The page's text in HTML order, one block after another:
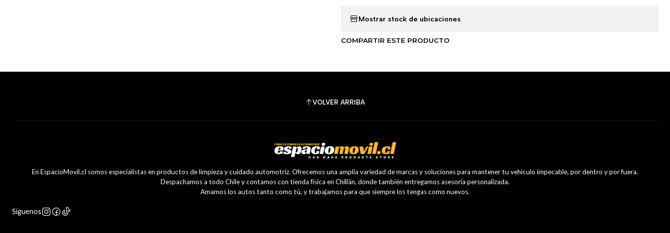
Mostrar stock de ubicaciones
COMPARTIR ESTE PRODUCTO
VOLVER ARRIBA
En EspacioMovil.cl somos especialistas en productos de limpieza y cuidado automotriz. Ofrecemos una amplia variedad de marcas y soluciones para mantener tu vehículo impecable, por dentro y por fuera.
Despachamos a todo Chile y contamos con tienda física en Chillán, donde también entregamos asesoría personalizada.
Amamos los autos tanto como tú, y trabajamos para que siempre los tengas como nuevos.
Síguenos